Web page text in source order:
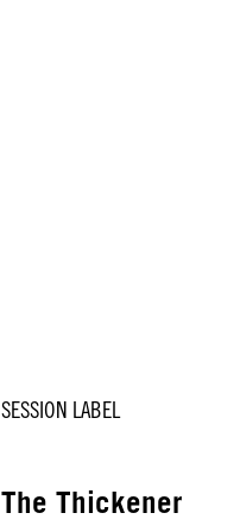
SESSION LABEL
The Thickener